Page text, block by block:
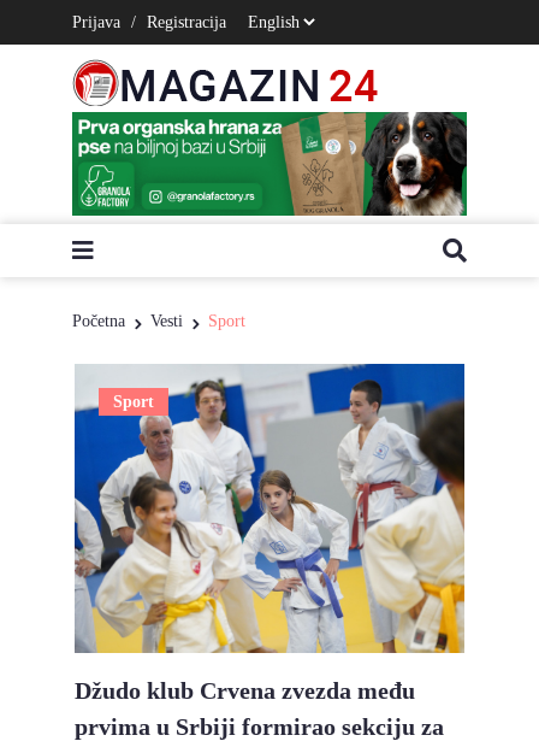
Prijava / Registracija
Početna Vesti Sport
Sport
Džudo klub Crvena zvezda među
prvima u Srbiji formirao sekciju za